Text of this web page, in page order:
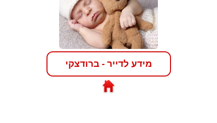
מידע לדייר - ברודצקי